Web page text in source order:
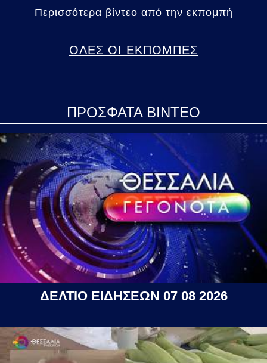
Περισσότερα βίντεο από την εκπομπή
ΟΛΕΣ ΟΙ ΕΚΠΟΜΠΕΣ
ΠΡΟΣΦΑΤΑ ΒΙΝΤΕΟ
ΔΕΛΤΙΟ ΕΙΔΗΣΕΩΝ 07 08 2026